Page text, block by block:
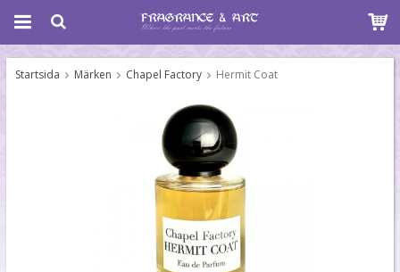
Startsida Märken Chapel Factory Hermit Coat